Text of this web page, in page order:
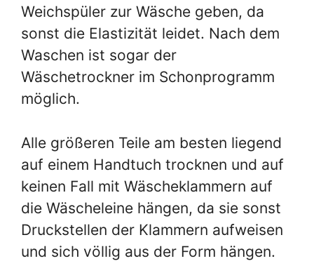
Weichspüler zur Wäsche geben, da
sonst die Elastizität leidet. Nach dem
Waschen ist sogar der
Wäschetrockner im Schonprogramm
möglich.
Alle größeren Teile am besten liegend
auf einem Handtuch trocknen und auf
keinen Fall mit Wäscheklammern auf
die Wäscheleine hängen, da sie sonst
Druckstellen der Klammern aufweisen
und sich völlig aus der Form hängen.